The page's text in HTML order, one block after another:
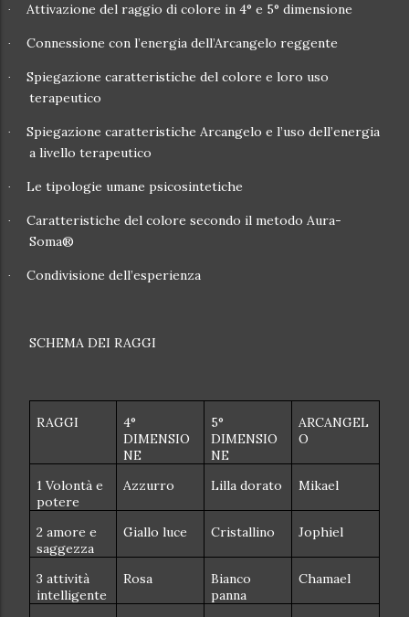
· Attivazione del raggio di colore in 4° e 5° dimensione
· Connessione con l’energia dell’Arcangelo reggente
·
Spiegazione caratteristiche del colore e loro uso
terapeutico
·
Spiegazione caratteristiche Arcangelo e l’uso dell’energia
a livello terapeutico
· Le tipologie umane psicosintetiche
·
Caratteristiche del colore secondo il metodo Aura-
Soma®
· Condivisione dell’esperienza
SCHEMA DEI RAGGI
RAGGI
4°
DIMENSIO
NE
5°
DIMENSIO
NE
ARCANGEL
O
1 Volontà e
potere
Azzurro Lilla dorato Mikael
2 amore e
saggezza
Giallo luce Cristallino Jophiel
3 attività
intelligente
Rosa
Bianco
panna
Chamael